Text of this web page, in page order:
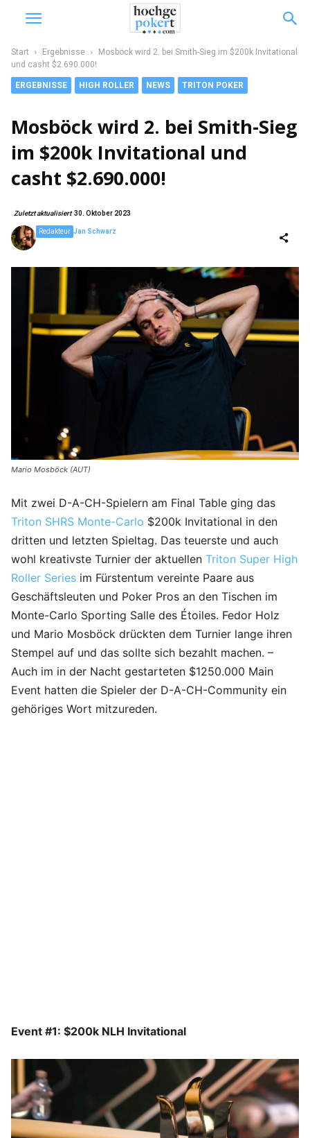
Start Ergebnisse
Mosböck wird 2. bei Smith-Sieg im $200k Invitational
und casht $2.690.000!
ERGEBNISSE HIGH ROLLER NEWS TRITON POKER
Mosböck wird 2. bei Smith-Sieg
im $200k Invitational und
casht $2.690.000!
Zuletzt aktualisiert30. Oktober 2023
Jan Schwarz
Redakteur
Mario Mosböck (AUT)
Mit zwei D-A-CH-Spielern am Final Table ging das
Triton SHRS Monte-Carlo $200k Invitational in den
dritten und letzten Spieltag. Das teuerste und auch
wohl kreativste Turnier der aktuellen Triton Super High
Roller Series im Fürstentum vereinte Paare aus
Geschäftsleuten und Poker Pros an den Tischen im
Monte-Carlo Sporting Salle des Étoiles. Fedor Holz
und Mario Mosböck drückten dem Turnier lange ihren
Stempel auf und das sollte sich bezahlt machen. –
Auch im in der Nacht gestarteten $1250.000 Main
Event hatten die Spieler der D-A-CH-Community ein
gehöriges Wort mitzureden.
Event #1: $200k NLH Invitational